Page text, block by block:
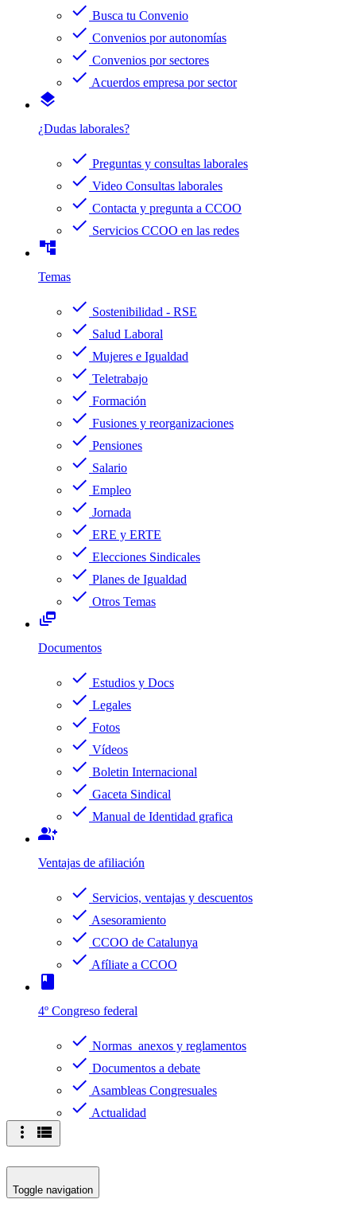
check Busca tu Convenio
check Convenios por autonomías
check Convenios por sectores
check Acuerdos empresa por sector
layers
¿Dudas laborales?
check Preguntas y consultas laborales
check Video Consultas laborales
check Contacta y pregunta a CCOO
check Servicios CCOO en las redes
account_tree
Temas
check Sostenibilidad - RSE
check Salud Laboral
check Mujeres e Igualdad
check Teletrabajo
check Formación
check Fusiones y reorganizaciones
check Pensiones
check Salario
check Empleo
check Jornada
check ERE y ERTE
check Elecciones Sindicales
check Planes de Igualdad
check Otros Temas
dynamic_feed
Documentos
check Estudios y Docs
check Legales
check Fotos
check Vídeos
check Boletin Internacional
check Gaceta Sindical
check Manual de Identidad grafica
group_add
Ventajas de afiliación
check Servicios, ventajas y descuentos
check Asesoramiento
check CCOO de Catalunya
check Afíliate a CCOO
book
4º Congreso federal
check Normas anexos y reglamentos
check Documentos a debate
check Asambleas Congresuales
check Actualidad
more_vert view_list
Toggle navigation